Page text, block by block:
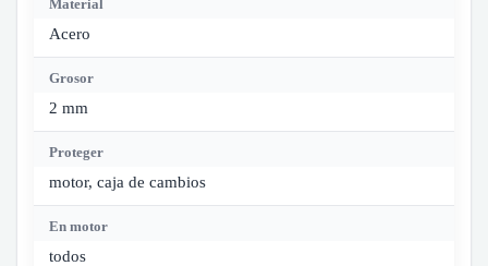
Material
Acero
Grosor
2 mm
Proteger
motor, caja de cambios
En motor
todos